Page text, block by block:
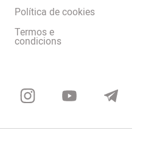
Política de cookies
Termos e
condicions